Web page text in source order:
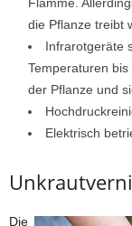
die Pflanze treibt
Infrarotgeräte
Temperaturen
der Pflanze und
Elektrisch
Die